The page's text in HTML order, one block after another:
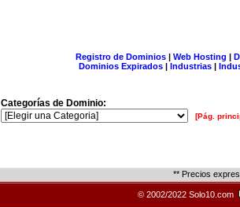
Registro de Dominios| Web Hosting |
Dominios Expirados | Industrias |
Categorías de Dominio:
[Pág.
** Precios
© 2002/2022 Solo10.com